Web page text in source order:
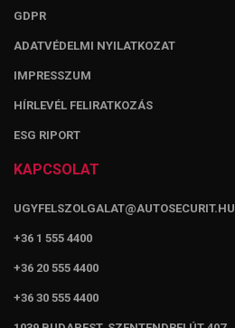
GDPR
ADATVÉDELMI NYILATKOZAT
IMPRESSZUM
HÍRLEVÉL FELIRATKOZÁS
ESG RIPORT
KAPCSOLAT
UGYFELSZOLGALAT@AUTOSECURIT.HU
+36 1 555 4400
+36 20 555 4400
+36 30 555 4400